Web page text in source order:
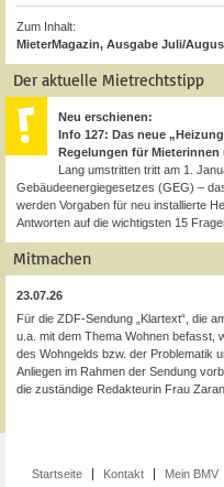
Zum Inhalt:
MieterMagazin, Ausgabe Juli/
Der aktuelle Mietrechtstipp
Neu erschienen:
Info 127: Das neue
Regelungen für Mieterinnen
Lang umstritten tritt am 1.
Gebäudeenergiegesetzes (GEG) –
werden Vorgaben für neu installierte
Antworten auf die wichtigsten 15
Mitmachen
23.07.26
Für die ZDF-Sendung „Klartext“, die
u.a. mit dem Thema Wohnen befasst,
des Wohngelds bzw. der Problematik
Anliegen im Rahmen der Sendung
die zuständige Redakteurin Frau
Startseite Kontakt Mein BMV